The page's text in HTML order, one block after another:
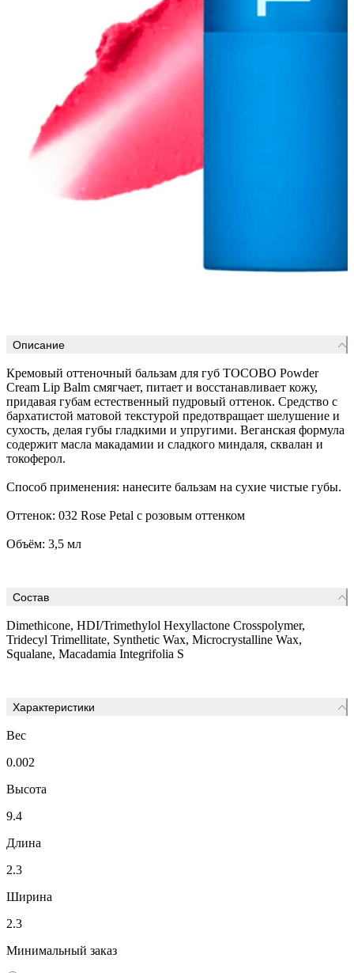
Описание
Кремовый оттеночный бальзам для губ TOCOBO Powder
Cream Lip Balm смягчает, питает и восстанавливает кожу,
придавая губам естественный пудровый оттенок. Средство с
бархатистой матовой текстурой предотвращает шелушение и
сухость, делая губы гладкими и упругими. Веганская формула
содержит масла макадамии и сладкого миндаля, сквалан и
токоферол.
Способ применения: нанесите бальзам на сухие чистые губы.
Оттенок: 032 Rose Petal с розовым оттенком
Объём: 3,5 мл
Состав
Dimethicone, HDI/Trimethylol Hexyllactone Crosspolymer,
Tridecyl Trimellitate, Synthetic Wax, Microcrystalline Wax,
Squalane, Macadamia Integrifolia S
Характеристики
Вес
0.002
Высота
9.4
Длина
2.3
Ширина
2.3
Минимальный заказ